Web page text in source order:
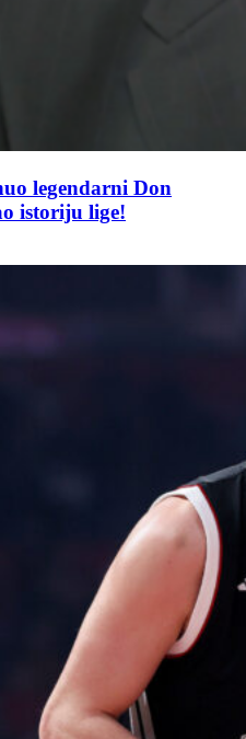
legendarni Don
istoriju lige!